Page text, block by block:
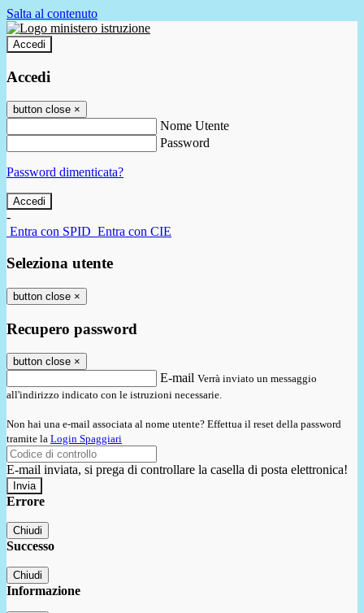
Salta al contenuto
Accedi
Accedi
button close ×
Nome Utente
Password
Password dimenticata?
-
Entra con SPID Entra con CIE
Seleziona utente
button close ×
Recupero password
button close ×
E-mail Verrà inviato un messaggio
all'indirizzo indicato con le istruzioni necessarie.
Non hai una e-mail associata al nome utente? Effettua il reset della password
tramite la Login Spaggiari
E-mail inviata, si prega di controllare la casella di posta elettronica!
Errore
Chiudi
Successo
Chiudi
Informazione